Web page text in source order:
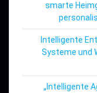
smarte
Intelligente
Systeme und
„Intelligente